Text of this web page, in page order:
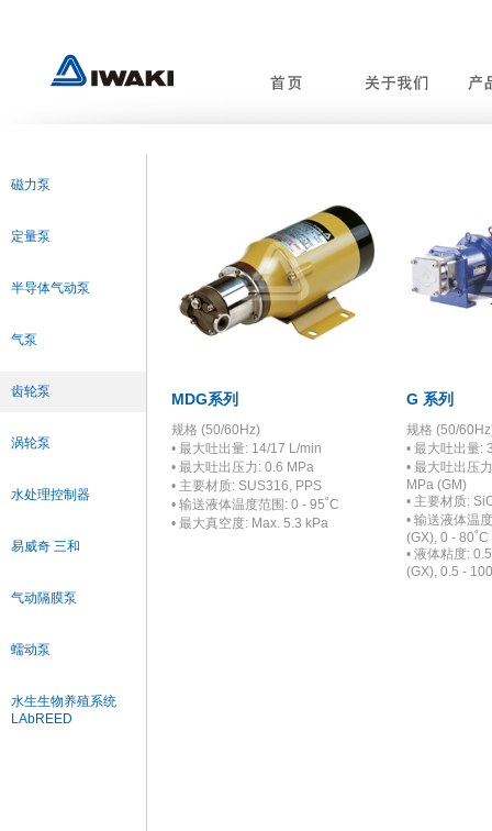
磁力泵
定量泵
半导体气动泵
气泵
齿轮泵
涡轮泵
水处理控制器
易威奇 三和
气动隔膜泵
蠕动泵
水生生物养殖系统
LAbREED
MDG系列
规格 (50/60Hz)
• 最大吐出量: 14/17 L/min
• 最大吐出压力: 0.6 MPa
• 主要材质: SUS316, PPS
• 输送液体温度范围: 0 - 95˚C
• 最大真空度: Max. 5.3 kPa
G 系列
规格 (50/
• 最大吐出量:
• 最大吐出压
MPa (GM)
• 主要材质:
• 输送液体温
(GX), 0 - 80˚C
• 液体粘度:
(GX), 0.5 -